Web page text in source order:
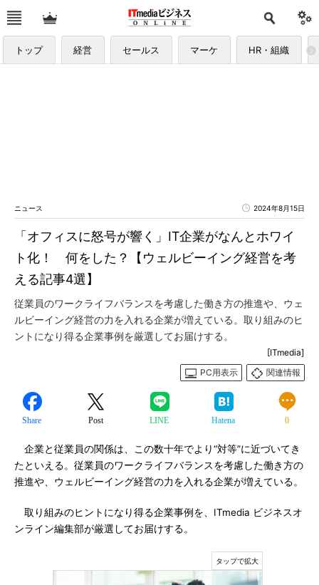
トップ 経営 セールス マーケ HR・組織
ニュース 2024年8月15日
「オフィスに怒号が響く」IT企業がなんとホワイ
ト化！ 何をした？【ウェルビーイング経営を考
える記事4選】
従業員のワークライフバランスを考慮した働き方の推進や、ウェ
ルビーイング経営の力を入れる企業が増えている。取り組みのヒ
ントになり得る企業事例を厳選してお届けする。
[ITmedia]
PC用表示
関連情報
Share Post LINE Hatena 0
企業と従業員の関係は、この数十年でより“対等”に近づいてき
たといえる。従業員のワークライフバランスを考慮した働き方の
推進や、ウェルビーイング経営の力を入れる企業が増えている。
取り組みのヒントになり得る企業事例を、ITmedia ビジネスオ
ンライン編集部が厳選してお届けする。